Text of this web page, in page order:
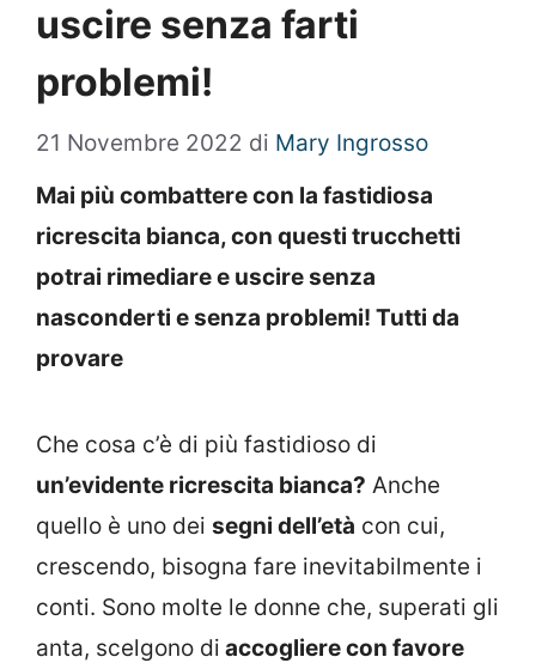
uscire senza farti
problemi!
21 Novembre 2022 di Mary Ingrosso
Mai più combattere con la fastidiosa
ricrescita bianca, con questi trucchetti
potrai rimediare e uscire senza
nasconderti e senza problemi! Tutti da
provare
Che cosa c’è di più fastidioso di
un’evidente ricrescita bianca? Anche
quello è uno dei segni dell’età con cui,
crescendo, bisogna fare inevitabilmente i
conti. Sono molte le donne che, superati gli
anta, scelgono di accogliere con favore